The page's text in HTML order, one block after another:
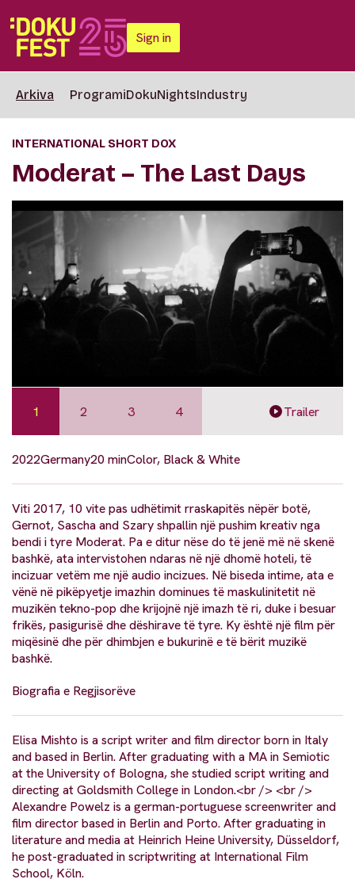
Sign in
Arkiva ProgramiDokuNightsIndustry
INTERNATIONAL SHORT DOX
Moderat – The Last Days
1 2 3 4 Trailer
2022Germany20 minColor, Black & White
Viti 2017, 10 vite pas udhëtimit rraskapitës nëpër botë,
Gernot, Sascha and Szary shpallin një pushim kreativ nga
bendi i tyre Moderat. Pa e ditur nëse do të jenë më në skenë
bashkë, ata intervistohen ndaras në një dhomë hoteli, të
incizuar vetëm me një audio incizues. Në biseda intime, ata e
vënë në pikëpyetje imazhin dominues të maskulinitetit në
muzikën tekno-pop dhe krijojnë një imazh të ri, duke i besuar
frikës, pasigurisë dhe dëshirave të tyre. Ky është një film për
miqësinë dhe për dhimbjen e bukurinë e të bërit muzikë
bashkë.
Biografia e Regjisorëve
Elisa Mishto is a script writer and film director born in Italy
and based in Berlin. After graduating with a MA in Semiotic
at the University of Bologna, she studied script writing and
directing at Goldsmith College in London.<br /> <br />
Alexandre Powelz is a german-portuguese screenwriter and
film director based in Berlin and Porto. After graduating in
literature and media at Heinrich Heine University, Düsseldorf,
he post-graduated in scriptwriting at International Film
School, Köln.